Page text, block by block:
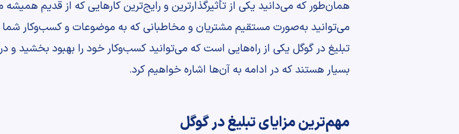
همان‌طور که می‌دانید یکی از تأثیرگذارترین و رایج‌ترین کارهایی که از قدیم
می‌توانید به‌صورت مستقیم مشتریان و مخاطبانی که به موضوعات و کسب‌وکار
تبلیغ در گوگل یکی از راه‌هایی است که می‌توانید کسب‌وکار خود را بهبود بخشید و
بسیار هستند که در ادامه به آن‌ها اشاره خواهیم کرد.
مهم‌ترین مزایای تبلیغ در گوگل